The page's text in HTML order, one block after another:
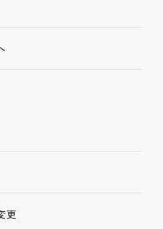
更